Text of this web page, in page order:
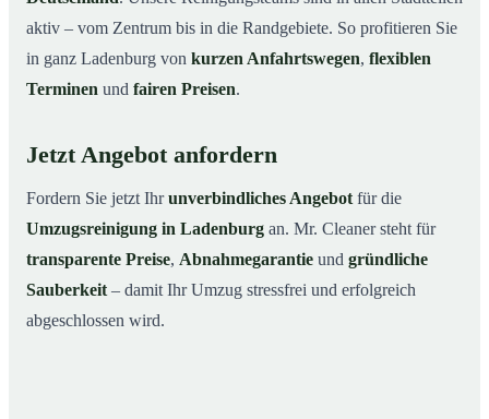
aktiv – vom Zentrum bis in die Randgebiete. So profitieren Sie
in ganz Ladenburg von kurzen Anfahrtswegen, flexiblen
Terminen und fairen Preisen.
Jetzt Angebot anfordern
Fordern Sie jetzt Ihrunverbindliches Angebot für die
Umzugsreinigung in Ladenburg an. Mr. Cleaner steht für
transparente Preise, Abnahmegarantie und gründliche
Sauberkeit – damit Ihr Umzug stressfrei und erfolgreich
abgeschlossen wird.